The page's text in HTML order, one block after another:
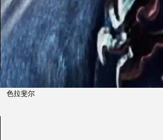
2018-10-05
《灵魂能力 6》公布新参战角
色拉斐尔